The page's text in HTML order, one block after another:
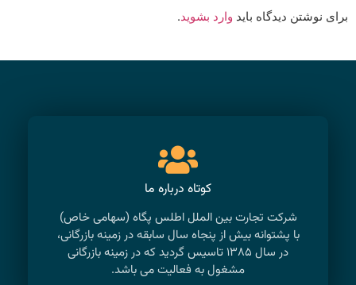
نوشتن دیدگاه بایدوارد بشوید.
کوتاه درباره ما
شرکت تجارت بین الملل اطلس پگاه (سهامی خاص)
با پشتوانه بیش از پنجاه سال سابقه در زمینه بازرگانی،
در سال ۱۳۸۵ تاسیس گردید که در زمینه بازرگانی
مشغول به فعالیت می باشد.